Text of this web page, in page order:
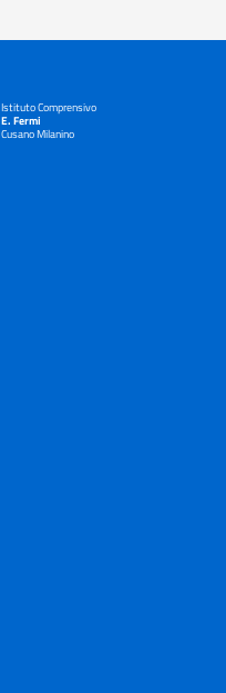
Istituto Comprensivo
E. Fermi
Cusano Milanino